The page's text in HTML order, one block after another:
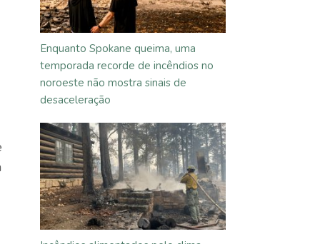
Enquanto Spokane queima, uma
temporada recorde de incêndios no
noroeste não mostra sinais de
desaceleração